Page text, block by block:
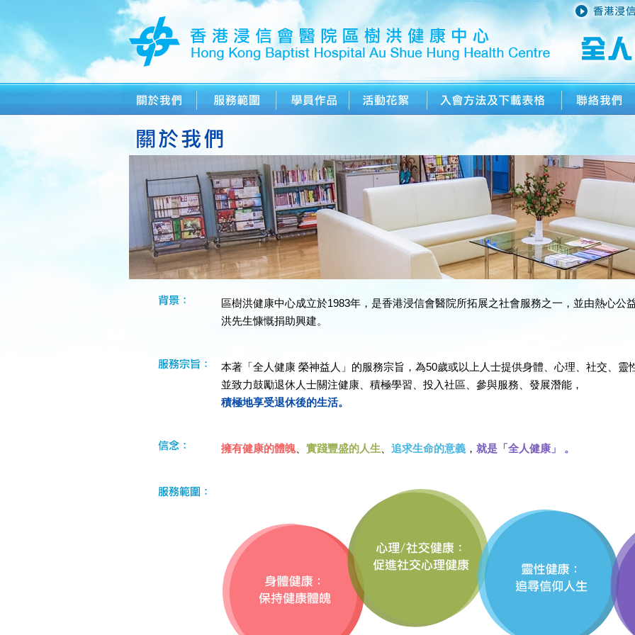
區樹洪健康中心成立於1983年，是香港浸信會醫院所拓展之社會服務之一，並由熱心公
洪先生慷慨捐助興建。
本著「全人健康 榮神益人」的服務宗旨，為50歲或以上人士提供身體、心理、社交、靈
並致力鼓勵退休人士關注健康、積極學習、投入社區、參與服務、發展潛能，
積極地享受退休後的生活。
擁有健康的體魄、 實踐豐盛的人生 追求生命的意義 ， 就是「全人健康」 。